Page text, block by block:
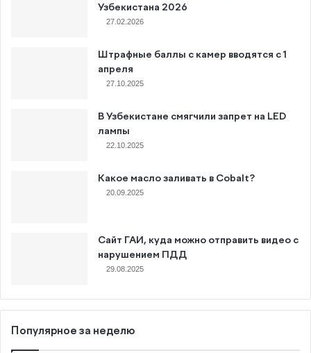
Узбекистана 2026
27.02.2026
Штрафные баллы с камер вводятся с 1
апреля
27.10.2025
В Узбекистане смягчили запрет на LED
лампы
22.10.2025
Какое масло заливать в Cobalt?
20.09.2025
Сайт ГАИ, куда можно отправить видео с
нарушением ПДД
29.08.2025
Популярное за неделю